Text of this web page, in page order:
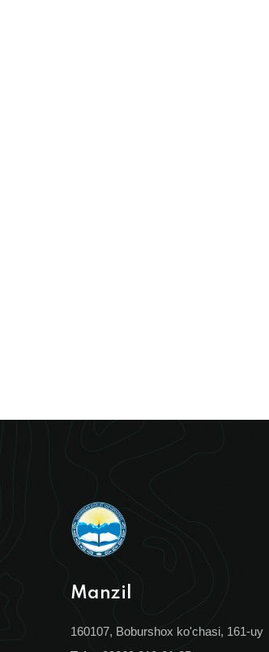
Manzil
160107, Boburshox ko'chasi, 161-uy